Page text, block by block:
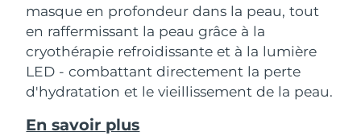
masque en profondeur dans la peau, tout
en raffermissant la peau grâce à la
cryothérapie refroidissante et à la lumière
LED - combattant directement la perte
d'hydratation et le vieillissement de la peau.
En savoir plus